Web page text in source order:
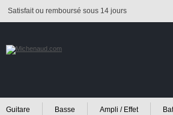
Satisfait ou remboursé sous 14 jours
Guitare Basse Ampli / Effet